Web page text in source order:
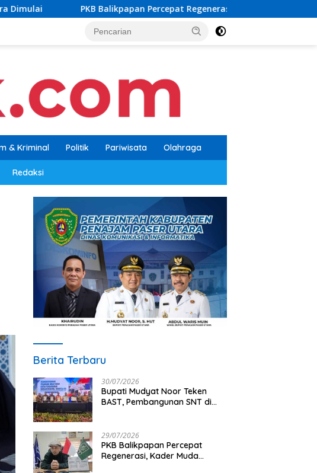
Percepat Regenerasi, Kader Muda Diprioritaskan Pimpin Struktur
& Kriminal Politik Pariwisata Olahraga
Redaksi
Berita Terbaru
30/07/2026
Bupati Mudyat Noor Teken
BAST, Pembangunan SNT di
29/07/2026
PKB Balikpapan Percepat
Regenerasi, Kader Muda